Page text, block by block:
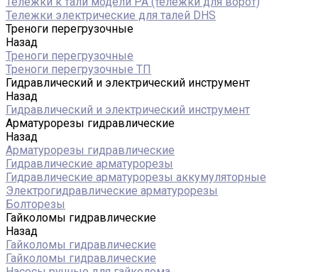
Тележки электрические для талей DHS
Треноги перегрузочные
Назад
Треноги перегрузочные
Треноги перегрузочные ТП
Гидравлический и электрический инструмент
Назад
Гидравлический и электрический инструмент
Арматурорезы гидравлические
Назад
Арматурорезы гидравлические
Гидравлические арматурорезы
Гидравлические арматурорезы аккумуляторные
Электрогидравлические арматурорезы
Болторезы
Гайколомы гидравлические
Назад
Гайколомы гидравлические
Гайколомы гидравлические